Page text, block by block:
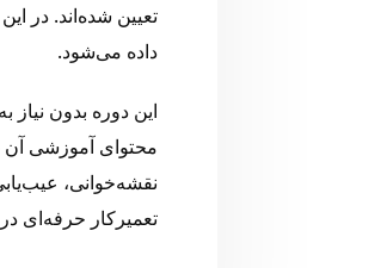
تعیین شده‌اند. در
داده می‌شود.
این دوره بدون
محتوای آموزشی آن
نقشه‌خوانی،
تعمیرکار حرفه‌ای